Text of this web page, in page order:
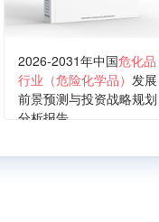
2026-2031年中国危化品
行业（危险化学品） 发展
前景预测与投资战略规划
分析报告